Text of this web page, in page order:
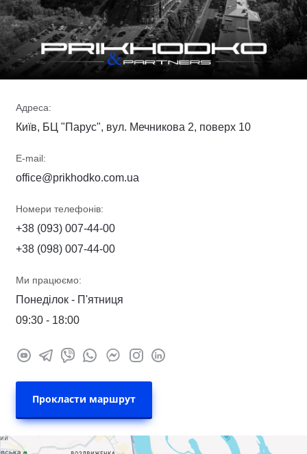
Адреса:
Київ, БЦ "Парус", вул. Мечникова 2, поверх 10
E-mail:
office@prikhodko.com.ua
Номери телефонів:
+38 (093) 007-44-00
+38 (098) 007-44-00
Ми працюємо:
Понеділок - П'ятниця
09:30 - 18:00
Прокласти маршрут